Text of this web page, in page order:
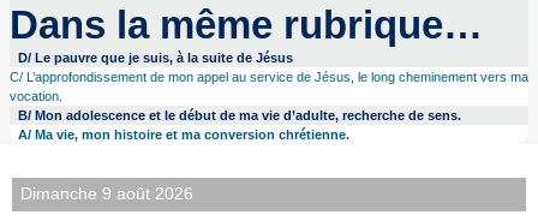
Dans la même rubrique…
D/ Le pauvre que je suis, à la suite de Jésus
C/ L’approfondissement de mon appel au service de Jésus, le long cheminement vers ma
vocation.
B/ Mon adolescence et le début de ma vie d’adulte, recherche de sens.
A/ Ma vie, mon histoire et ma conversion chrétienne.
Dimanche 9 août 2026